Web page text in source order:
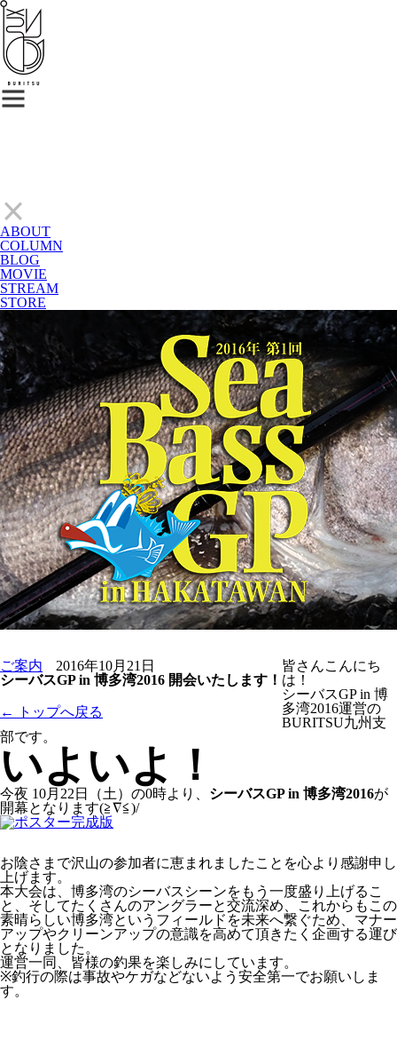
ABOUT
COLUMN
BLOG
MOVIE
STREAM
STORE
ご案内
2016年10月21日
シーバスGP in 博多湾2016 開会いたします！
← トップへ戻る
皆さんこんにち
は！
シーバスGP in 博
多湾2016運営の
BURITSU九州支
部です。
いよいよ！
今夜 10月22日（土）の0時より、 シーバスGP in 博多湾2016が
開幕となります(≧∇≦)/
お陰さまで沢山の参加者に恵まれましたことを心より感謝申し
上げます。
本大会は、博多湾のシーバスシーンをもう一度盛り上げるこ
と、そしてたくさんのアングラーと交流深め、これからもこの
素晴らしい博多湾というフィールドを未来へ繋ぐため、マナー
アップやクリーンアップの意識を高めて頂きたく企画する運び
となりました。
運営一同、皆様の釣果を楽しみにしています。
※釣行の際は事故やケガなどないよう安全第一でお願いしま
す。